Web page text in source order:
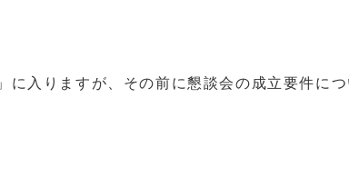
に入りますが、その前に懇談会の成立要件に